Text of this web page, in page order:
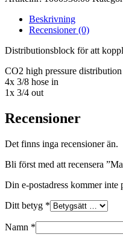
Beskrivning
Recensioner (0)
Distributionsblock för att
CO2 high pressure
4x 3/8 hose in
1x 3/4 out
Recensioner
Det finns inga recensioner än.
Bli först med att recensera
Din e-postadress kommer inte
Ditt betyg *
Namn *